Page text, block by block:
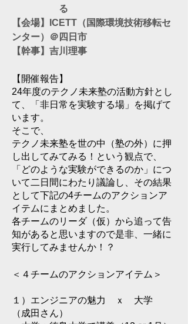
る
​【会場】ICETT（国際環境技術移転セ
ンター）＠四日市
​【幹事】吉川 理事
【開催報告】
24年度のテクノ未来塾の活動方針とし
て、「非日常を実験する場」を掲げて
います。
そこで、
テクノ未来塾を世の中（塾の外）に押
し出してみてみる！という観点で、
「どのような実験ができるのか」につ
いて二日間にわたり議論し、その結果
として下記の4チームのアクションア
イテムにまとめました。
各チームのリーダ（仮）から追って告
知があると思いますので是非、一緒に
実行してみませんか！？
＜４チームのアクションアイテム＞
１） エンジニアの魅力 ｘ 大学
（成田さん）